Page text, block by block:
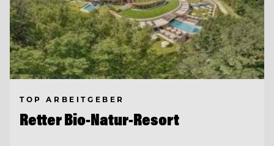
TOP ARBEITGEBER
Retter Bio-Natur-Resort